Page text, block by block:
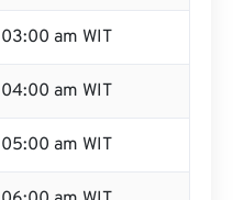
03:00 am WIT
04:00 am WIT
05:00 am WIT